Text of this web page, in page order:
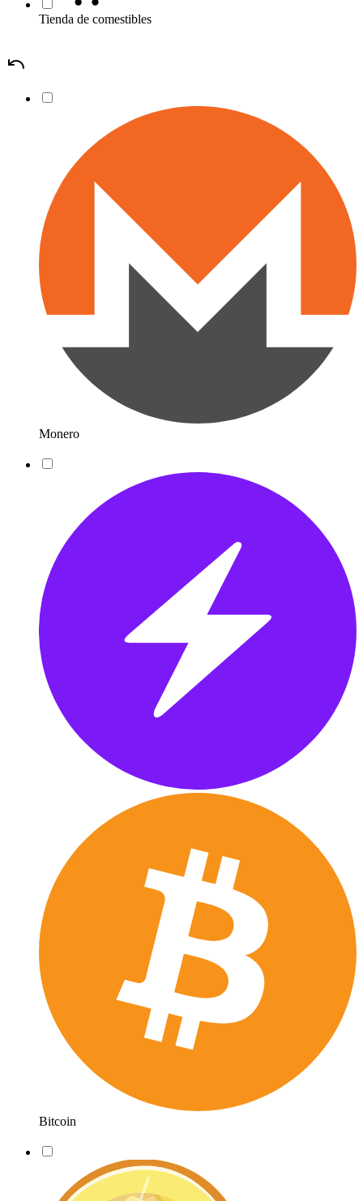
Tienda de comestibles
Monero
Bitcoin